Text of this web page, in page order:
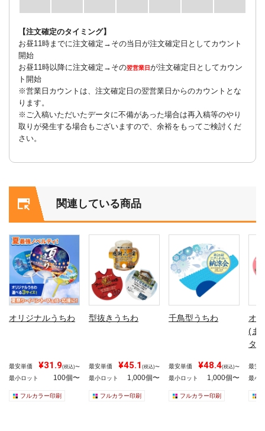
【注文確定のタイミング】
お昼11時までに注文確定→その当日が注文確定日としてカウント
開始
お昼11時以降に注文確定→その翌営業日が注文確定日としてカウン
ト開始
※営業日カウントは、注文確定日の翌営業日からのカウントとな
ります。
※ご入稿いただいたデータに不備があった場合は再入稿等のやり
取りが発生する場合もございますので、余裕をもってご検討くだ
さい。
関連している商品
オリジナルうちわ
最安単価 ¥31.9(税込)〜
最小ロット 100個〜
フルカラー印刷
型抜きうちわ
最安単価 ¥45.1 (税込)〜
最小ロット 1,000個〜
フルカラー印刷
千鳥型うちわ
最安単価 ¥48.4(税込)〜
最小ロット 1,000個〜
フルカラー印刷
オ
(ま
タ
最安
最小